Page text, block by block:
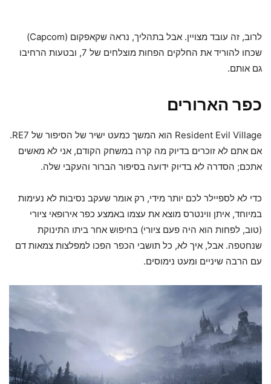
לרוב, זה עובד מצויין. אבל בתהליך, נראה שקאפקום (Capcom)
שכחו להוריד את החלקים הפחות מוצלחים של 7, ובטעות הרחיבו
גם אותם.
כפר הארורים
Resident Evil Village הוא המשך כמעט ישיר של הסיפור של RE7.
אם אתם לא זוכרים בדיוק מה קרה במשחק הקודם, אני לא מאשים
אתכם; הסדרה לא בדיוק ידועה בסיפור הברור והעקבי שלה.
כדי לא לספיילר לכם יותר מידי, רק אומר שעקב נסיבות לא נעימות
במיוחד, איתן ווינטרס מוצא את עצמו באמצע כפר אירופאי ציורי
(טוב, לפחות הוא היה פעם ציורי) בחיפוש אחר ביתו התינוקת
שנחטפה. אבל, איך לא, כל תושבי הכפר הפכו למפלצות צמאות דם
עם הרבה שיניים ומעט נימוסים.